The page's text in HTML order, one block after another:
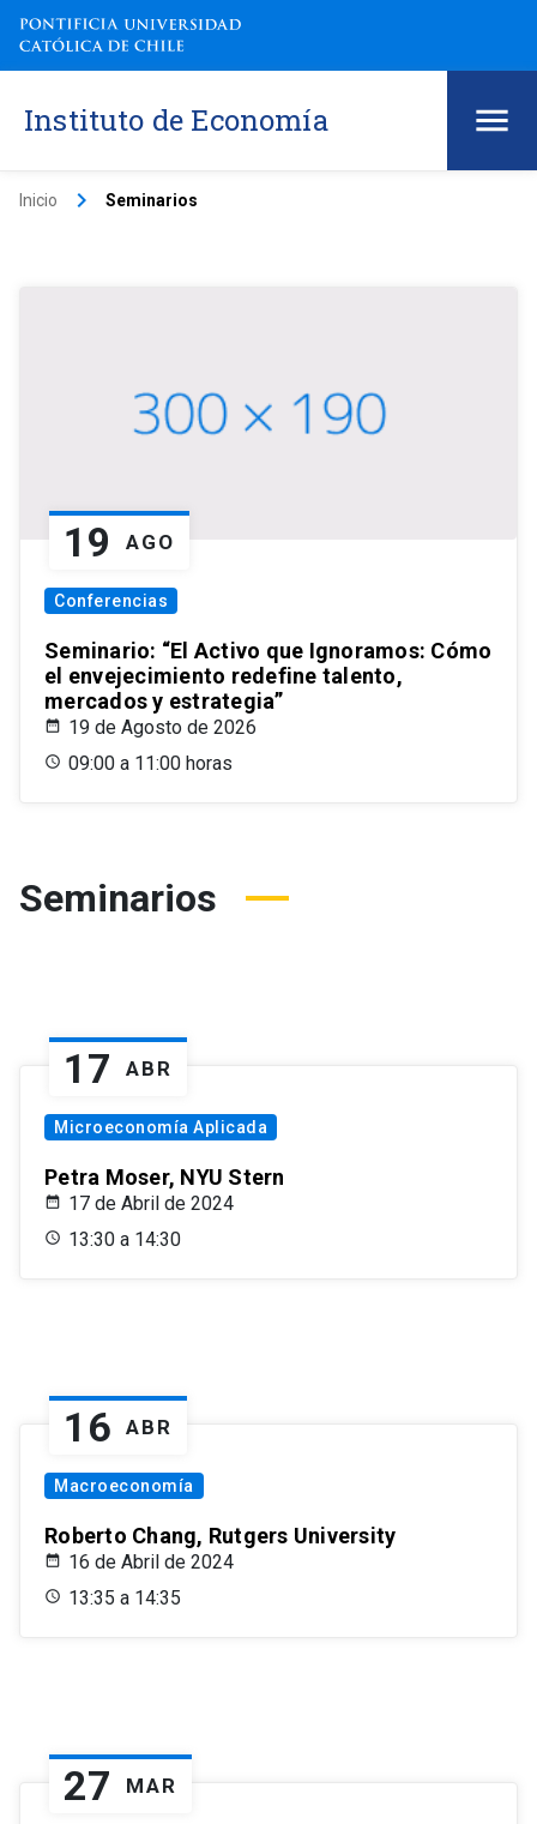
Instituto de Economía
Inicio keyboard_arrow_right Seminarios
19 AGO
Conferencias
Seminario: “El Activo que Ignoramos: Cómo
el envejecimiento redefine talento,
mercados y estrategia”
19 de Agosto de 2026
09:00 a 11:00 horas
Seminarios
17 ABR
Microeconomía Aplicada
Petra Moser, NYU Stern
17 de Abril de 2024
13:30 a 14:30
16 ABR
Macroeconomía
Roberto Chang, Rutgers University
16 de Abril de 2024
13:35 a 14:35
27 MAR